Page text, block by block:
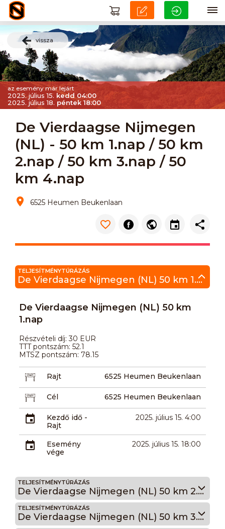
vissza
az esemény már lejárt
2025. július 15. kedd 04:00
2025. július 18. péntek 18:00
De Vierdaagse Nijmegen
(NL) - 50 km 1.nap / 50 km
2.nap / 50 km 3.nap / 50
km 4.nap
6525 Heumen Beukenlaan
TELJESÍTMÉNYTÚRÁZÁS
De Vierdaagse Nijmegen (NL) 50 km 1.nap
De Vierdaagse Nijmegen (NL) 50 km
1.nap
Részvételi díj: 30 EUR
TTT pontszám: 52.1
MTSZ pontszám: 78.15
Rajt 6525 Heumen Beukenlaan
Cél 6525 Heumen Beukenlaan
Kezdő idő -
Rajt
2025. július 15. 4:00
Esemény
vége
2025. július 15. 18:00
TELJESÍTMÉNYTÚRÁZÁS
De Vierdaagse Nijmegen (NL) 50 km 2.nap
TELJESÍTMÉNYTÚRÁZÁS
De Vierdaagse Nijmegen (NL) 50 km 3.nap